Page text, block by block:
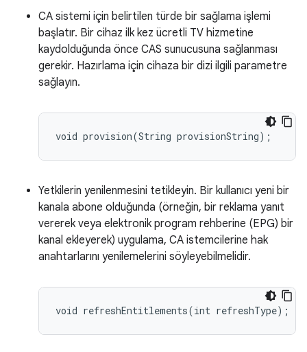
CA sistemi için belirtilen türde bir sağlama işlemi
başlatır. Bir cihaz ilk kez ücretli TV hizmetine
kaydolduğunda önce CAS sunucusuna sağlanması
gerekir. Hazırlama için cihaza bir dizi ilgili parametre
sağlayın.
Yetkilerin yenilenmesini tetikleyin. Bir kullanıcı yeni bir
kanala abone olduğunda (örneğin, bir reklama yanıt
vererek veya elektronik program rehberine (EPG) bir
kanal ekleyerek) uygulama, CA istemcilerine hak
anahtarlarını yenilemelerini söyleyebilmelidir.